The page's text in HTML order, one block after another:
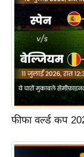
फीफा वर्ल्ड कप